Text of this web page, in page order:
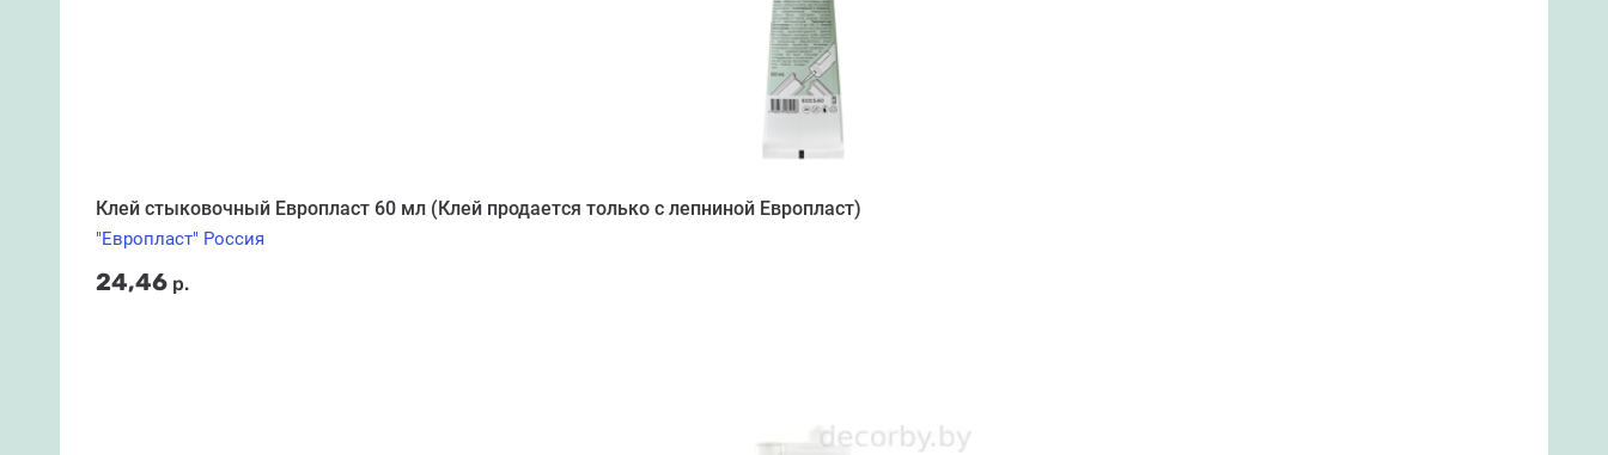
Клей стыковочный Европласт 60 мл (Клей продается только с лепниной Европласт)
"Европласт" Россия
24,46 р.